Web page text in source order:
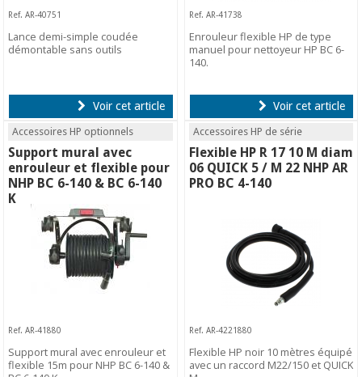
Ref. AR-40751
Lance demi-simple coudée
démontable sans outils
Voir cet article
Ref. AR-41738
Enrouleur flexible HP de type
manuel pour nettoyeur HP BC 6-
140.
Voir cet article
Accessoires HP optionnels
Support mural avec
enrouleur et flexible pour
NHP BC 6-140 & BC 6-140
K
Ref. AR-41880
Support mural avec enrouleur et
flexible 15m pour NHP BC 6-140 &
Accessoires HP de série
Flexible HP R 17 10 M diam
06 QUICK 5 / M 22 NHP AR
PRO BC 4-140
Ref. AR-4221880
Flexible HP noir 10 mètres équipé
avec un raccord M22/150 et QUICK